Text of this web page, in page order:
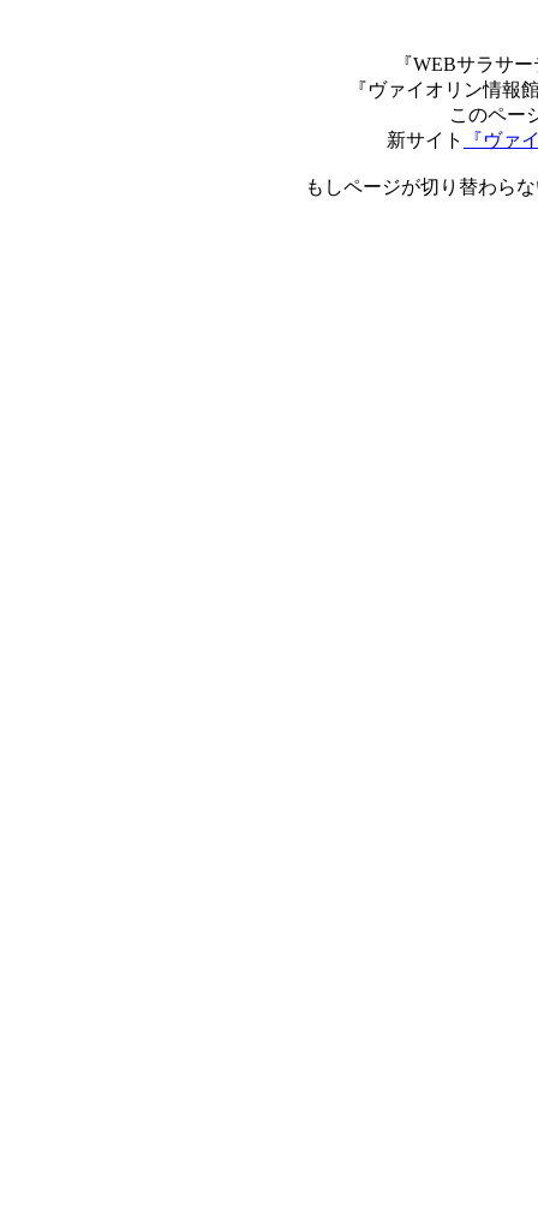
『WEBサラサ
『ヴァイオリン情報
このペー
新サイト
『ヴァ
もしページが切り替わら